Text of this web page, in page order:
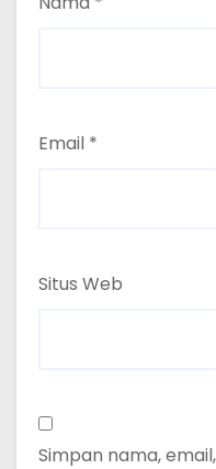
Email *
Situs Web
Simpan nama,